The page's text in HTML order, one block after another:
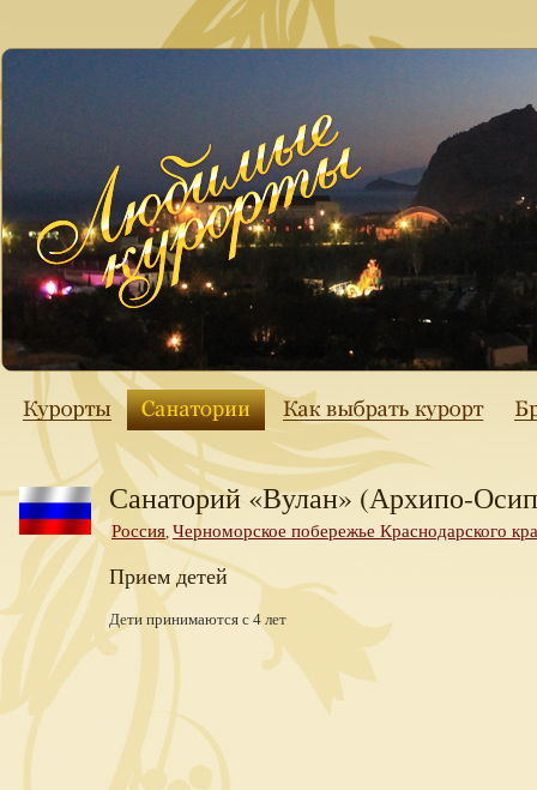
Санаторий «Вулан» (Архипо-
Россия, Черноморское побережье Краснодарского
Прием детей
Дети принимаются с 4 лет